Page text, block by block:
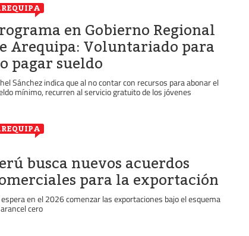
en Gobierno Regional
Arequipa: Voluntariado para
pagar sueldo
Sánchez indica que al no contar con recursos para abonar el
mínimo, recurren al servicio gratuito de los jóvenes
busca nuevos acuerdos
para la exportación
en el 2026 comenzar las exportaciones bajo el esquema
cero